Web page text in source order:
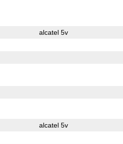
alcatel 5v
alcatel 5v